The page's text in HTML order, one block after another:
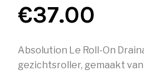
€37.00
Absolution Le Roll-On
gezichtsroller, gemaakt